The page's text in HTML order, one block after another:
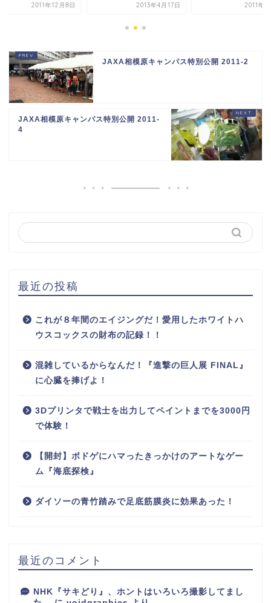
2011年12月8日 2013年4月17日 2011年4
JAXA相模原キャンパス特別公開 2011-2
JAXA相模原キャンパス特別公開 2011-
4
最近の投稿
これが８年間のエイジングだ！愛用したホワイトハ
ウスコックスの財布の記録！！
混雑しているからなんだ！『進撃の巨人展 FINAL』
に心臓を捧げよ！
3Dプリンタで戦士を出力してペイントまでを3000円
で体験！
【開封】ボドゲにハマったきっかけのアートなゲー
ム『海底探検』
ダイソーの青竹踏みで足底筋膜炎に効果あった！
最近のコメント
NHK『サキどり』、ホントはいろいろ撮影してまし